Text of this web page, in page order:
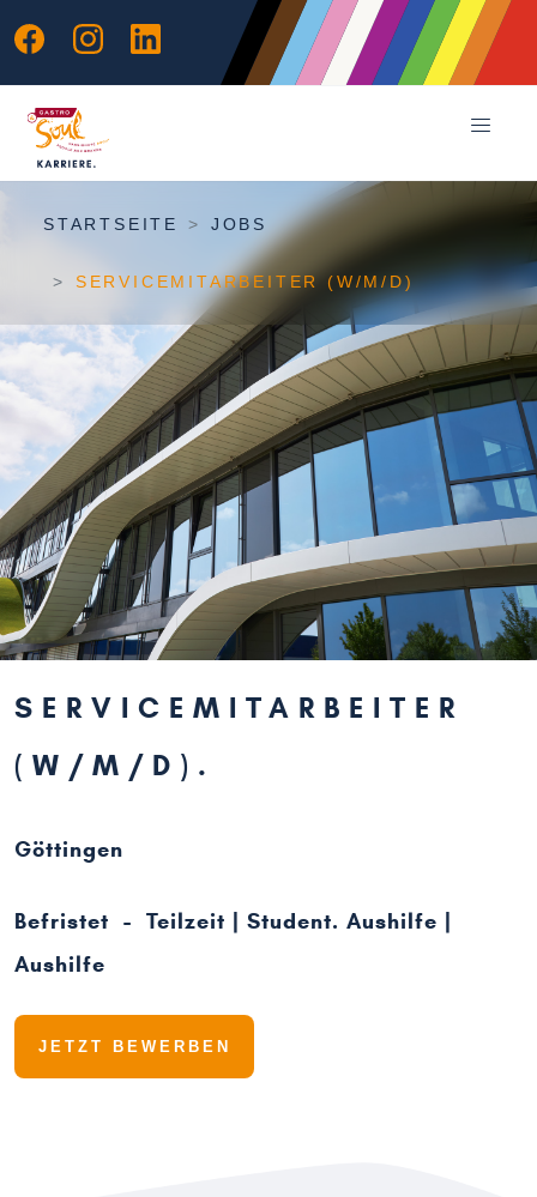
STARTSEITE JOBS
SERVICEMITARBEITER (W/M/D)
SERVICEMITARBEITER
(W/M/D)
Göttingen
Befristet - Teilzeit | Student. Aushilfe |
Aushilfe
JETZT BEWERBEN